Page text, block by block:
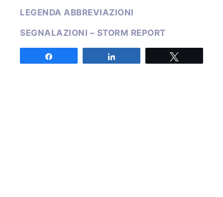
LEGENDA ABBREVIAZIONI
SEGNALAZIONI – STORM REPORT
Emessa sabato 29 maggio 2021 alle ore
17:45 UTC